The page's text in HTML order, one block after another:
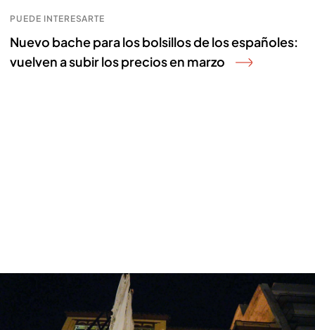
PUEDE INTERESARTE
Nuevo bache para los bolsillos de los españoles:
vuelven a subir los precios en marzo
Sevilla registra un balance económico más negativo tras la Semana Santa